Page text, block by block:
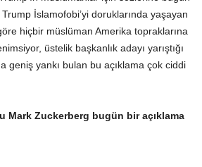
İslamofobi’yi doruklarında yaşayan
hiçbir müslüman Amerika topraklarına
üstelik başkanlık adayı yarıştığı
geniş yankı bulan bu açıklama çok ciddi
Mark Zuckerberg bugün bir açıklama